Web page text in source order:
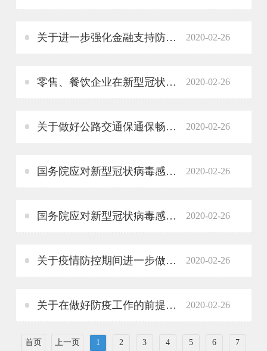
关于进一步强化金融支持防控新型冠状病毒感染肺炎疫情的通知 2020-02-26
零售、餐饮企业在新型冠状病毒流行期间经营服务防控指南 2020-02-26
关于做好公路交通保通保畅工作 确保人员车辆正常通行的通知 2020-02-26
国务院应对新型冠状病毒感染肺炎疫情 联防联控机制关于印发企事业单位 复工复产疫情防控措施指南的通知 2020-02-26
国务院应对新型冠状病毒感染肺炎疫情联防联控机制关于压实“菜篮子”市长负责制 做好农产品稳产保供工作的通知 2020-02-26
关于疫情防控期间进一步做好农商互联完善农产品供应链体系的紧急通知 2020-02-26
关于在做好防疫工作的前提下推动商务领域企业有序复工复产的通知 2020-02-26
首页 上一页 1 2 3 4 5 6 7